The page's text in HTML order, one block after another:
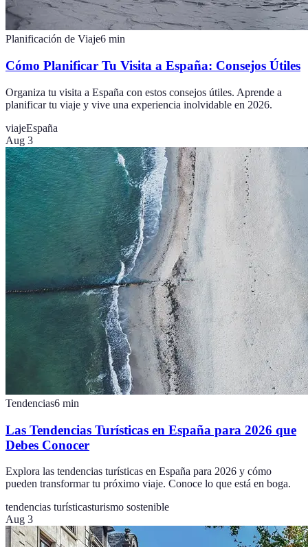
Planificación de Viaje6 min
Cómo Planificar Tu Visita a España: Consejos Útiles
Organiza tu visita a España con estos consejos útiles. Aprende a
planificar tu viaje y vive una experiencia inolvidable en 2026.
viajeEspaña
Aug 3
Tendencias6 min
Las Tendencias Turísticas en España para 2026 que
Debes Conocer
Explora las tendencias turísticas en España para 2026 y cómo
pueden transformar tu próximo viaje. Conoce lo que está en boga.
tendencias turísticasturismo sostenible
Aug 3